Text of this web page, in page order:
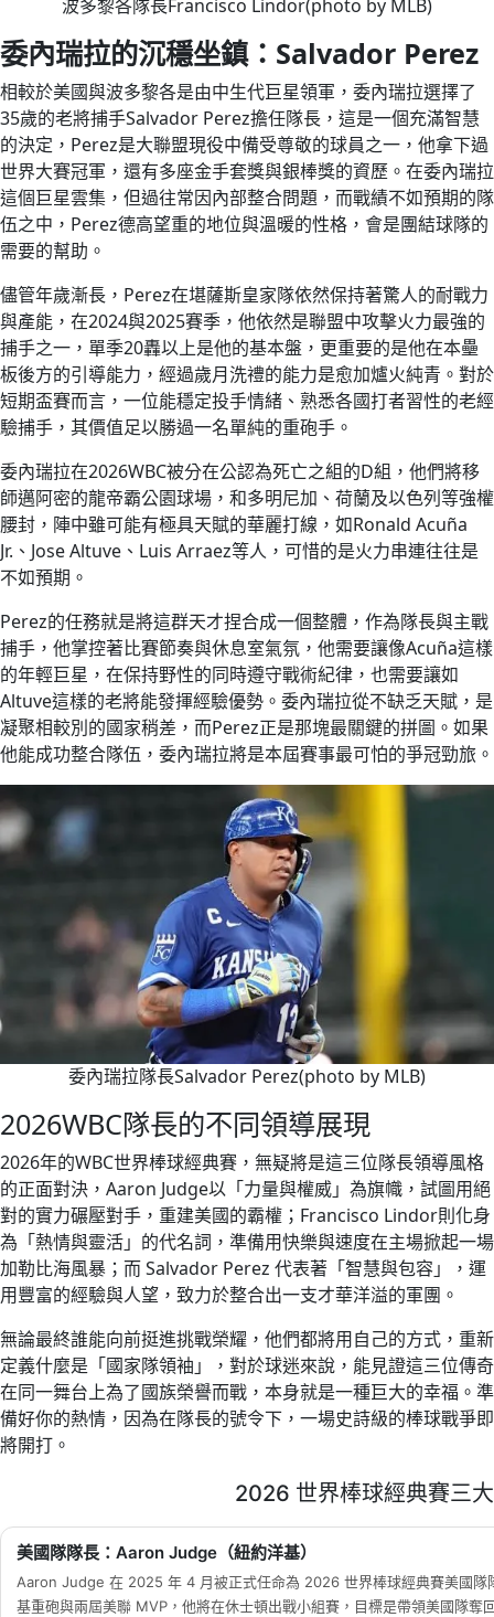
波多黎各隊長Francisco Lindor(photo by MLB)
委內瑞拉的沉穩坐鎮：Salvador Perez
相較於美國與波多黎各是由中生代巨星領軍，委內瑞拉選擇了
35歲的老將捕手Salvador Perez擔任隊長，這是一個充滿智慧
的決定，Perez是大聯盟現役中備受尊敬的球員之一，他拿下過
世界大賽冠軍，還有多座金手套獎與銀棒獎的資歷。在委內瑞拉
這個巨星雲集，但過往常因內部整合問題，而戰績不如預期的隊
伍之中，Perez德高望重的地位與溫暖的性格，會是團結球隊的
需要的幫助。
儘管年歲漸長，Perez在堪薩斯皇家隊依然保持著驚人的耐戰力
與產能，在2024與2025賽季，他依然是聯盟中攻擊火力最強的
捕手之一，單季20轟以上是他的基本盤，更重要的是他在本壘
板後方的引導能力，經過歲月洗禮的能力是愈加爐火純青。對於
短期盃賽而言，一位能穩定投手情緒、熟悉各國打者習性的老經
驗捕手，其價值足以勝過一名單純的重砲手。
委內瑞拉在2026WBC被分在公認為死亡之組的D組，他們將移
師邁阿密的龍帝霸公園球場，和多明尼加、荷蘭及以色列等強權
腰封，陣中雖可能有極具天賦的華麗打線，如Ronald Acuña
Jr.、Jose Altuve、Luis Arraez等人，可惜的是火力串連往往是
不如預期。
Perez的任務就是將這群天才捏合成一個整體，作為隊長與主戰
捕手，他掌控著比賽節奏與休息室氣氛，他需要讓像Acuña這樣
的年輕巨星，在保持野性的同時遵守戰術紀律，也需要讓如
Altuve這樣的老將能發揮經驗優勢。委內瑞拉從不缺乏天賦，是
凝聚相較別的國家稍差，而Perez正是那塊最關鍵的拼圖。如果
他能成功整合隊伍，委內瑞拉將是本屆賽事最可怕的爭冠勁旅。
委內瑞拉隊長Salvador Perez(photo by MLB)
2026WBC隊長的不同領導展現
2026年的WBC世界棒球經典賽，無疑將是這三位隊長領導風格
的正面對決，Aaron Judge以「力量與權威」為旗幟，試圖用絕
對的實力碾壓對手，重建美國的霸權；Francisco Lindor則化身
為「熱情與靈活」的代名詞，準備用快樂與速度在主場掀起一場
加勒比海風暴；而 Salvador Perez 代表著「智慧與包容」，運
用豐富的經驗與人望，致力於整合出一支才華洋溢的軍團。
無論最終誰能向前挺進挑戰榮耀，他們都將用自己的方式，重新
定義什麼是「國家隊領袖」，對於球迷來說，能見證這三位傳奇
在同一舞台上為了國族榮譽而戰，本身就是一種巨大的幸福。準
備好你的熱情，因為在隊長的號令下，一場史詩級的棒球戰爭即
將開打。
2026 世界棒球經典賽三
美國隊隊長：Aaron Judge（紐約洋基）
Aaron Judge 在 2025 年 4 月被正式任命為 2026 世界棒球經典賽美國隊
基重砲與兩屆美聯 MVP，他將在休士頓出戰小組賽，目標是帶領美國隊奪